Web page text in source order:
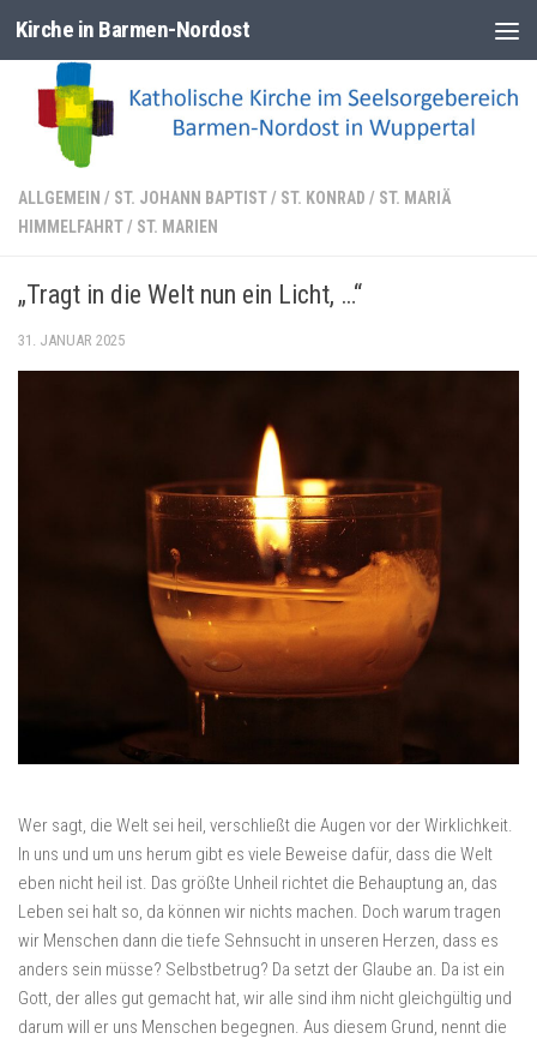
Zum Inhalt springen
Kirche in Barmen-Nordost
ALLGEMEIN / ST. JOHANN BAPTIST/ ST. KONRAD / ST. MARIÄ
HIMMELFAHRT/ ST. MARIEN
„Tragt in die Welt nun ein Licht, …“
31. JANUAR 2025
Wer sagt, die Welt sei heil, verschließt die Augen vor der Wirklichkeit.
In uns und um uns herum gibt es viele Beweise dafür, dass die Welt
eben nicht heil ist. Das größte Unheil richtet die Behauptung an, das
Leben sei halt so, da können wir nichts machen. Doch warum tragen
wir Menschen dann die tiefe Sehnsucht in unseren Herzen, dass es
anders sein müsse? Selbstbetrug? Da setzt der Glaube an. Da ist ein
Gott, der alles gut gemacht hat, wir alle sind ihm nicht gleichgültig und
darum will er uns Menschen begegnen. Aus diesem Grund, nennt die